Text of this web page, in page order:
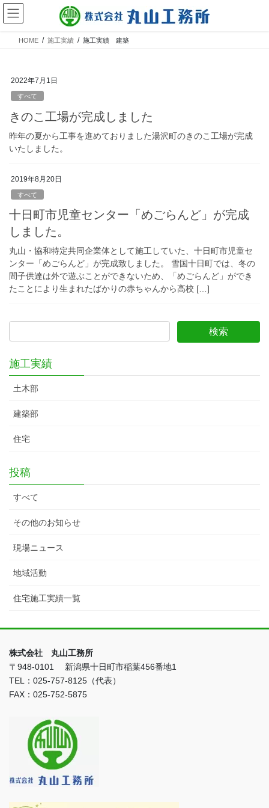
HOME 施工実績 施工実績 建築
2022年7月1日
すべて
きのこ工場が完成しました
昨年の夏から工事を進めておりました湯沢町のきのこ工場が完成
いたしました。
2019年8月20日
すべて
十日町市児童センター「めごらんど」が完成
しました。
丸山・協和特定共同企業体として施工していた、十日町市児童セ
ンター「めごらんど」が完成致しました。 雪国十日町では、冬の
間子供達は外で遊ぶことができないため、「めごらんど」ができ
たことにより生まれたばかりの赤ちゃんから高校 […]
施工実績
土木部
建築部
住宅
投稿
すべて
その他のお知らせ
現場ニュース
地域活動
住宅施工実績一覧
株式会社 丸山工務所
〒948-0101 新潟県十日町市稲葉456番地1
TEL：025-757-8125（代表）
FAX：025-752-5875